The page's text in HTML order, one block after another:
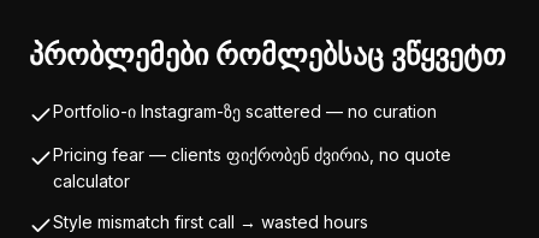
პრობლემები რომლებსაც ვწყვეტთ
Portfolio-ი Instagram-ზე scattered — no curation
Pricing fear — clients ფიქრობენ ძვირია, no quote
calculator
Style mismatch first call → wasted hours